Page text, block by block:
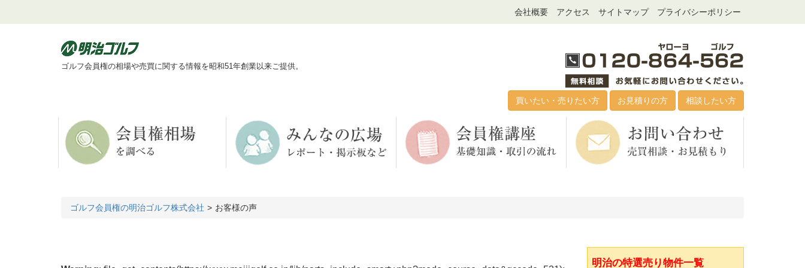
会社概要 アクセス サイトマップ プライバシーポリシー
ゴルフ会員権の相場や売買に関する情報を昭和51年創業以来ご提供。
買いたい・売りたい方 お見積りの方 相談したい方
ゴルフ会員権の明治ゴルフ株式会社 お客様の声
明治の特選売り物件一覧